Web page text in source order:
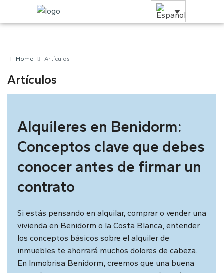
Home Artículos
Artículos
Alquileres en Benidorm:
Conceptos clave que debes
conocer antes de firmar un
contrato
Si estás pensando en alquilar, comprar o vender una
vivienda en Benidorm o la Costa Blanca, entender
los conceptos básicos sobre el alquiler de
inmuebles te ahorrará muchos dolores de cabeza.
En Inmobrisa Benidorm, creemos que una buena